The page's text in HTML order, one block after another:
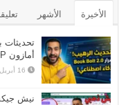
الأخيرة الأشهر
أمازون KDP
16 أبريل 2026
نيش